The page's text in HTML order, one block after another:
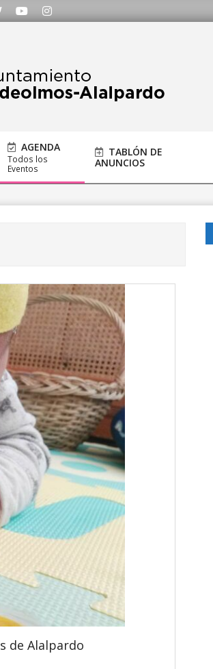
620 21 53 o escríbenos a ayuntamiento@alalpardo.org
AGENDA
Todos los
Eventos
TABLÓN DE
ANUNCIOS
de Alalpardo